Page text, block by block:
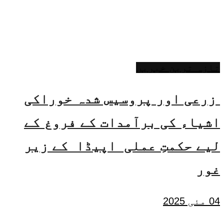
زرعی اور پروسیس شدہ خوراکی
اشیاء کی برآمدات کے فروغ کے
لیے حکمتِ عملی اپیڈا کے زیر
غور
04 مئی 2025